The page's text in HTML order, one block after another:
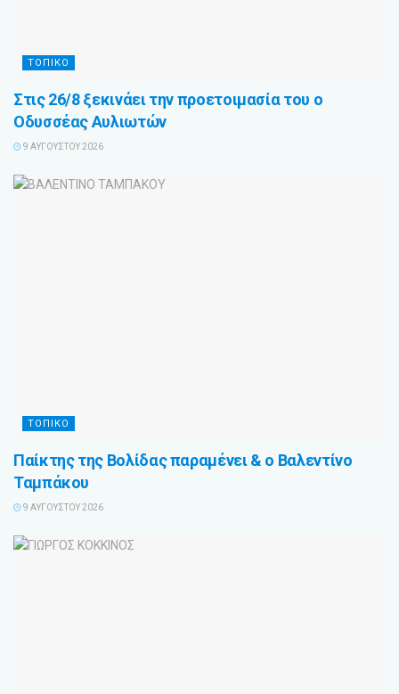
ΤΟΠΙΚΟ
Στις 26/8 ξεκινάει την προετοιμασία του ο
Οδυσσέας Αυλιωτών
9 ΑΥΓΟΎΣΤΟΥ 2026
ΤΟΠΙΚΟ
Παίκτης της Βολίδας παραμένει & ο Βαλεντίνο
Ταμπάκου
9 ΑΥΓΟΎΣΤΟΥ 2026